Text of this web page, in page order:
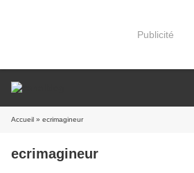
Publicité
Accueil » ecrimagineur
ecrimagineur